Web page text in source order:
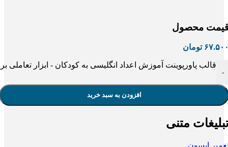
محصول
تومان
-
قالب پاورپوینت آموزش اعداد انگلیسی به کودکان - ابزار تعاملی
افزودن به سبد خرید
متنی
اپسون